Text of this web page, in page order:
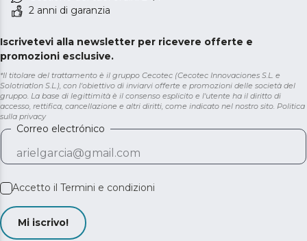
2 anni di garanzia
Iscrivetevi alla newsletter per ricevere offerte e
promozioni esclusive.
*Il titolare del trattamento è il gruppo Cecotec (Cecotec Innovaciones S.L. e
Solotriatlon S.L.), con l'obiettivo di inviarvi offerte e promozioni delle società del
gruppo. La base di legittimità è il consenso esplicito e l'utente ha il diritto di
accesso, rettifica, cancellazione e altri diritti, come indicato nel nostro sito. Politica
sulla privacy
Correo electrónico
Accetto il Termini e condizioni
Mi iscrivo!